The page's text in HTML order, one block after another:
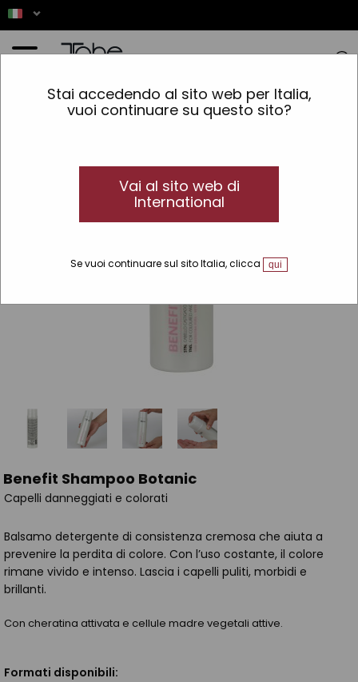
Stai accedendo al sito web per Italia,
vuoi continuare su questo sito?
Vai al sito web di
International
Se vuoi continuare sul sito Italia, clicca qui
Capelli »Tipo di capelli »Capelli colorati » Benefit Shampoo
Benefit Shampoo Botanic
Capelli danneggiati e colorati
Balsamo detergente di consistenza cremosa che aiuta a
prevenire la perdita di colore. Con l’uso costante, il colore
rimane vivido e intenso. Lascia i capelli puliti, morbidi e
brillanti.
Con cheratina attivata e cellule madre vegetali attive.
Formati disponibili: